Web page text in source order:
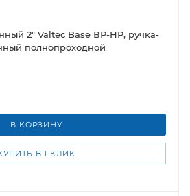
2" Valtec Base ВР-НР, ручка-
полнопроходной
В КОРЗИНУ
В 1 КЛИК